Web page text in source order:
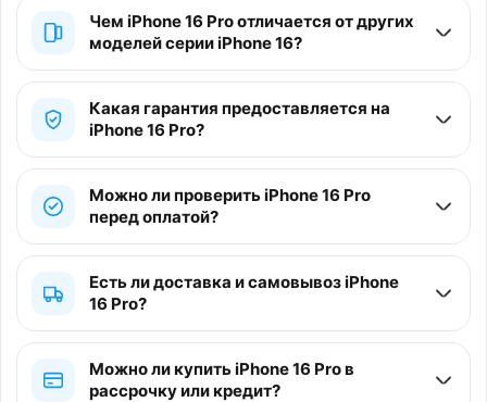
Чем iPhone 16 Pro отличается от других
моделей серии iPhone 16?
Какая гарантия предоставляется на
iPhone 16 Pro?
Можно ли проверить iPhone 16 Pro
перед оплатой?
Есть ли доставка и самовывоз iPhone
16 Pro?
Можно ли купить iPhone 16 Pro в
рассрочку или кредит?